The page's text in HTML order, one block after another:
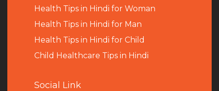
Health Tips in Hindi for Woman
Health Tips in Hindi for Man
Health Tips in Hindi for Child
Child Healthcare Tips in Hindi
Social Link